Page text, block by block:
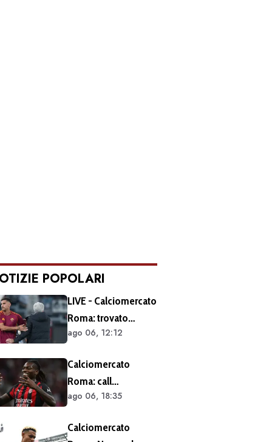
POPOLARI
LIVE - Calciomercato
Roma: trovato
l'accordo per il
Prolungamento di
un solo anno
ago 06, 12:12
Calciomercato
Roma: call
esplorativa tra i
Sul tavolo le
ago 06, 18:35
Calciomercato